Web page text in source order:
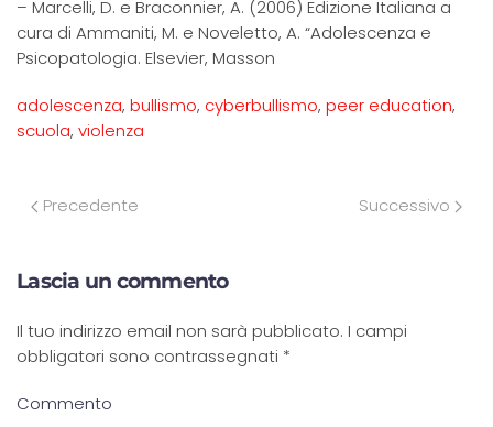
– Marcelli, D. e Braconnier, A. (2006) Edizione Italiana a
cura di Ammaniti, M. e Noveletto, A. “Adolescenza e
Psicopatologia. Elsevier, Masson
adolescenza, bullismo, cyberbullismo, peer education,
scuola, violenza
Precedente Successivo
Lascia un commento
Il tuo indirizzo email non sarà pubblicato. I campi
obbligatori sono contrassegnati *
Commento